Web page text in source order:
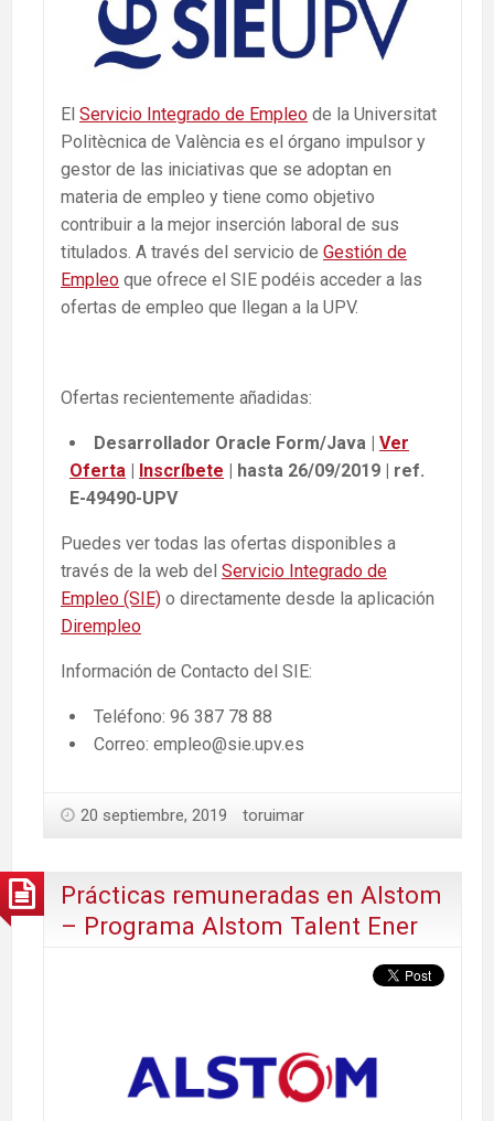
El Servicio Integrado de Empleo de la Universitat
Politècnica de València es el órgano impulsor y
gestor de las iniciativas que se adoptan en
materia de empleo y tiene como objetivo
contribuir a la mejor inserción laboral de sus
titulados. A través del servicio de Gestión de
Empleo que ofrece el SIE podéis acceder a las
ofertas de empleo que llegan a la UPV.
Ofertas recientemente añadidas:
Desarrollador Oracle Form/Java | Ver
Oferta | Inscríbete | hasta 26/09/2019 | ref.
E-49490-UPV
Puedes ver todas las ofertas disponibles a
través de la web del Servicio Integrado de
Empleo (SIE) o directamente desde la aplicación
Dirempleo
Información de Contacto del SIE:
Teléfono: 96 387 78 88
Correo: empleo@sie.upv.es
20 septiembre, 2019 toruimar
Prácticas remuneradas en Alstom
– Programa Alstom Talent Ener